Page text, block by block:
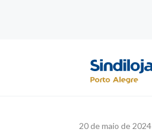
20 de maio de 2024